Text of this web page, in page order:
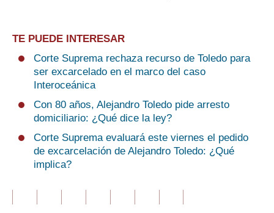
TE PUEDE INTERESAR
Corte Suprema rechaza recurso de Toledo para
ser excarcelado en el marco del caso
Interoceánica
Con 80 años, Alejandro Toledo pide arresto
domiciliario: ¿Qué dice la ley?
Corte Suprema evaluará este viernes el pedido
de excarcelación de Alejandro Toledo: ¿Qué
implica?